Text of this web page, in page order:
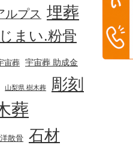
ルプス 埋葬
まい.粉骨
宙葬 宇宙葬 助成金
山梨県 樹木葬 彫刻
葬
散骨 石材